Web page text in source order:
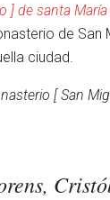
] de santa
de San
ciudad.
[ San